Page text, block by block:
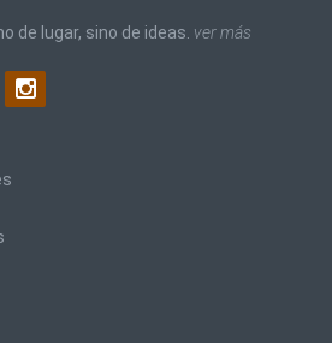
de lugar, sino de ideas. ver más